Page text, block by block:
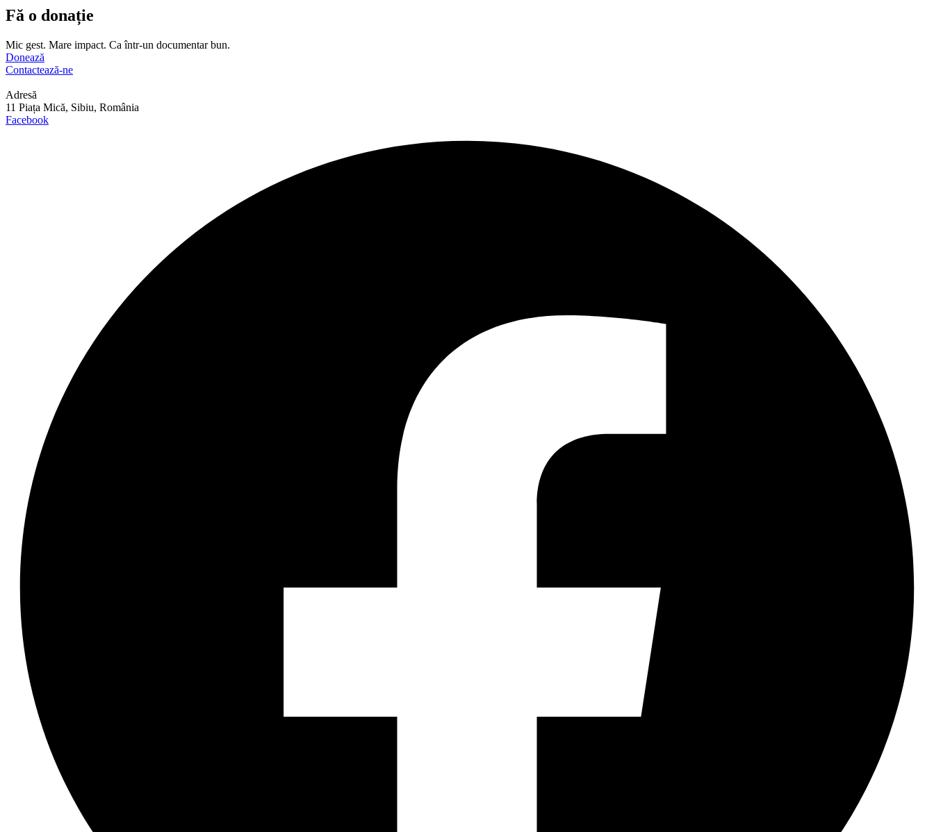
Fă o donație
Mic gest. Mare impact. Ca într-un documentar bun.
Donează
Contactează-ne
Adresă
11 Piața Mică, Sibiu, România
Facebook